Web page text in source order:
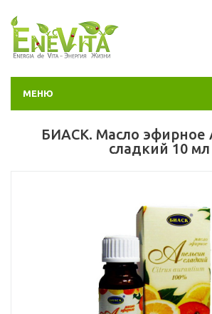
МЕНЮ
БИАСК. Масло эфирное
сладкий 10 мл